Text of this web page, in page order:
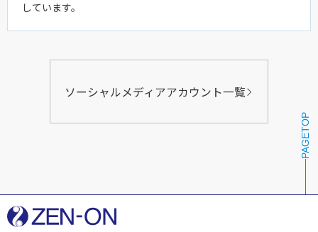
しています。
ソーシャルメディアアカウント一覧
PAGETOP